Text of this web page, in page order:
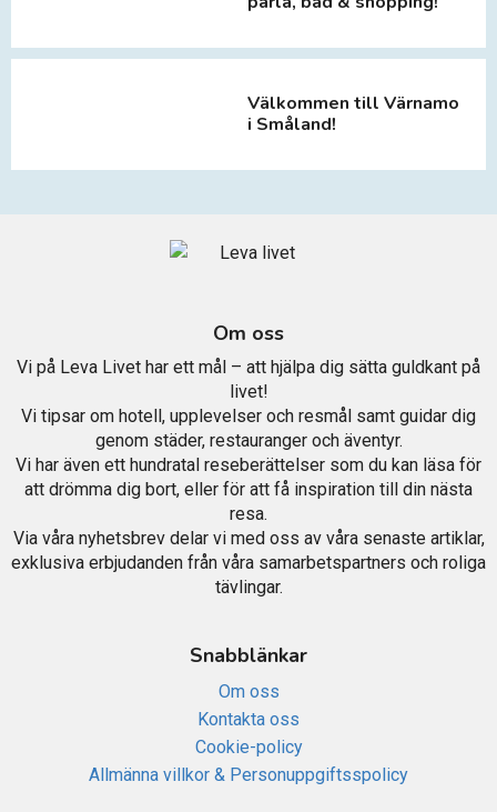
Välkommen till Värnamo
i Småland!
Om oss
Vi på Leva Livet har ett mål – att hjälpa dig sätta guldkant på
livet!
Vi tipsar om hotell, upplevelser och resmål samt guidar dig
genom städer, restauranger och äventyr.
Vi har även ett hundratal reseberättelser som du kan läsa för
att drömma dig bort, eller för att få inspiration till din nästa
resa.
Via våra nyhetsbrev delar vi med oss av våra senaste artiklar,
exklusiva erbjudanden från våra samarbetspartners och roliga
tävlingar.
Snabblänkar
Om oss
Kontakta oss
Cookie-policy
Allmänna villkor & Personuppgiftsspolicy